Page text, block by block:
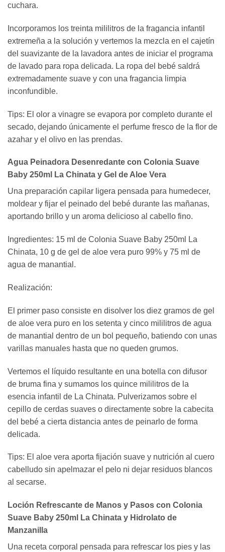
cuchara.
Incorporamos los treinta mililitros de la fragancia infantil
extremeña a la solución y vertemos la mezcla en el cajetín
del suavizante de la lavadora antes de iniciar el programa
de lavado para ropa delicada. La ropa del bebé saldrá
extremadamente suave y con una fragancia limpia
inconfundible.
Tips: El olor a vinagre se evapora por completo durante el
secado, dejando únicamente el perfume fresco de la flor de
azahar y el olivo en las prendas.
Agua Peinadora Desenredante con Colonia Suave
Baby 250ml La Chinata y Gel de Aloe Vera
Una preparación capilar ligera pensada para humedecer,
moldear y fijar el peinado del bebé durante las mañanas,
aportando brillo y un aroma delicioso al cabello fino.
Ingredientes: 15 ml de Colonia Suave Baby 250ml La
Chinata, 10 g de gel de aloe vera puro 99% y 75 ml de
agua de manantial.
Realización:
El primer paso consiste en disolver los diez gramos de gel
de aloe vera puro en los setenta y cinco mililitros de agua
de manantial dentro de un bol pequeño, batiendo con unas
varillas manuales hasta que no queden grumos.
Vertemos el líquido resultante en una botella con difusor
de bruma fina y sumamos los quince mililitros de la
esencia infantil de La Chinata. Pulverizamos sobre el
cepillo de cerdas suaves o directamente sobre la cabecita
del bebé a cierta distancia antes de peinarlo de forma
delicada.
Tips: El aloe vera aporta fijación suave y nutrición al cuero
cabelludo sin apelmazar el pelo ni dejar residuos blancos
al secarse.
Loción Refrescante de Manos y Pasos con Colonia
Suave Baby 250ml La Chinata y Hidrolato de
Manzanilla
Una receta corporal pensada para refrescar los pies y las